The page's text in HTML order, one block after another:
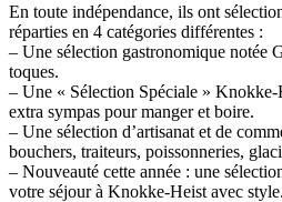
En toute indépendance, ils ont
réparties en 4 catégories différentes :
– Une sélection gastronomique notée
toques.
– Une « Sélection Spéciale » Knokke-
extra sympas pour manger et boire.
– Une sélection d’artisanat et de
bouchers, traiteurs, poissonneries,
– Nouveauté cette année : une
votre séjour à Knokke-Heist avec style.